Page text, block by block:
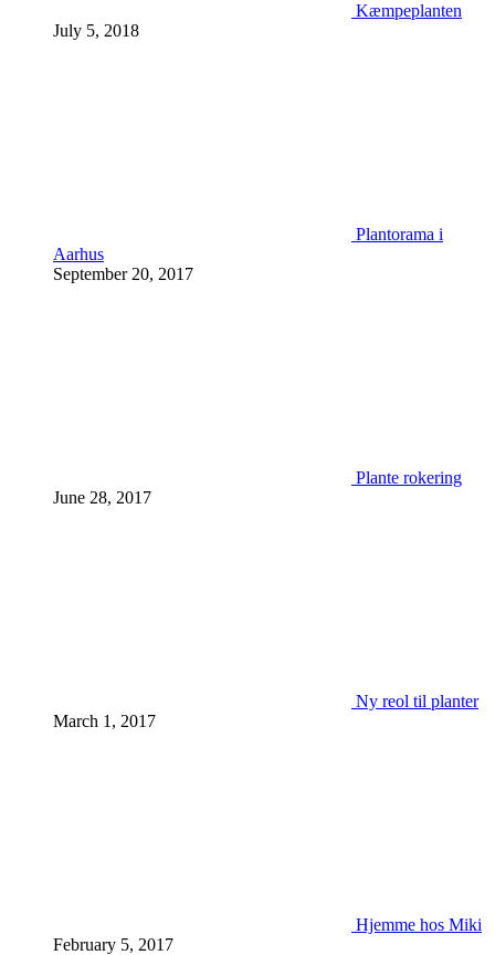
Kæmpeplanten
July 5, 2018
Plantorama i
Aarhus
September 20, 2017
Plante rokering
June 28, 2017
Ny reol til planter
March 1, 2017
Hjemme hos Miki
February 5, 2017